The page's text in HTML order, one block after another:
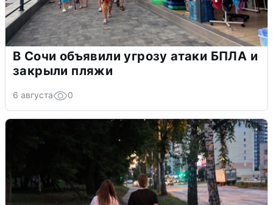
В Сочи объявили угрозу атаки БПЛА и
закрыли пляжи
6 августа 0